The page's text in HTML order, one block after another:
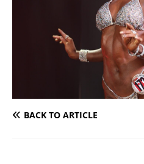
BACK TO ARTICLE